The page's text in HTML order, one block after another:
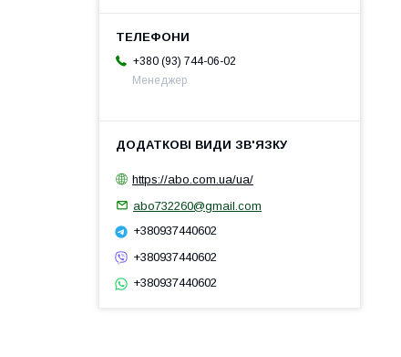
+380 (93) 744-06-02
Менеджер
https://abo.com.ua/ua/
abo732260@gmail.com
+380937440602
+380937440602
+380937440602